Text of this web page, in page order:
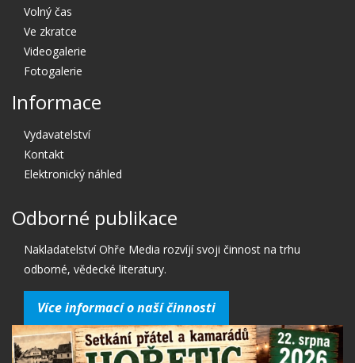
Volný čas
Ve zkratce
Videogalerie
Fotogalerie
Informace
Vydavatelství
Kontakt
Elektronický náhled
Odborné publikace
Nakladatelství Ohře Media rozvíjí svoji činnost na trhu
odborné, vědecké literatury.
Více informací o naší činnosti